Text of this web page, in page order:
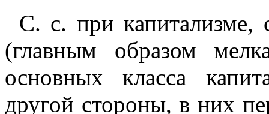
С. с. при капитализме,
(главным образом
основных класса
другой стороны, в них